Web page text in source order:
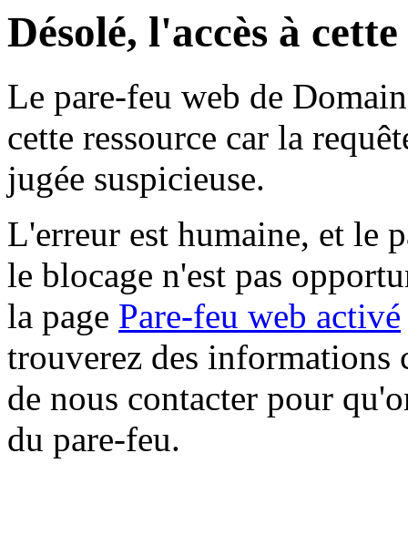
Désolé, l'accès à
Le pare-feu web de
cette ressource car la
jugée suspicieuse.
L'erreur est humaine, et le
le blocage n'est pas
la page Pare-feu web activé
trouverez des informations
de nous contacter pour
du pare-feu.